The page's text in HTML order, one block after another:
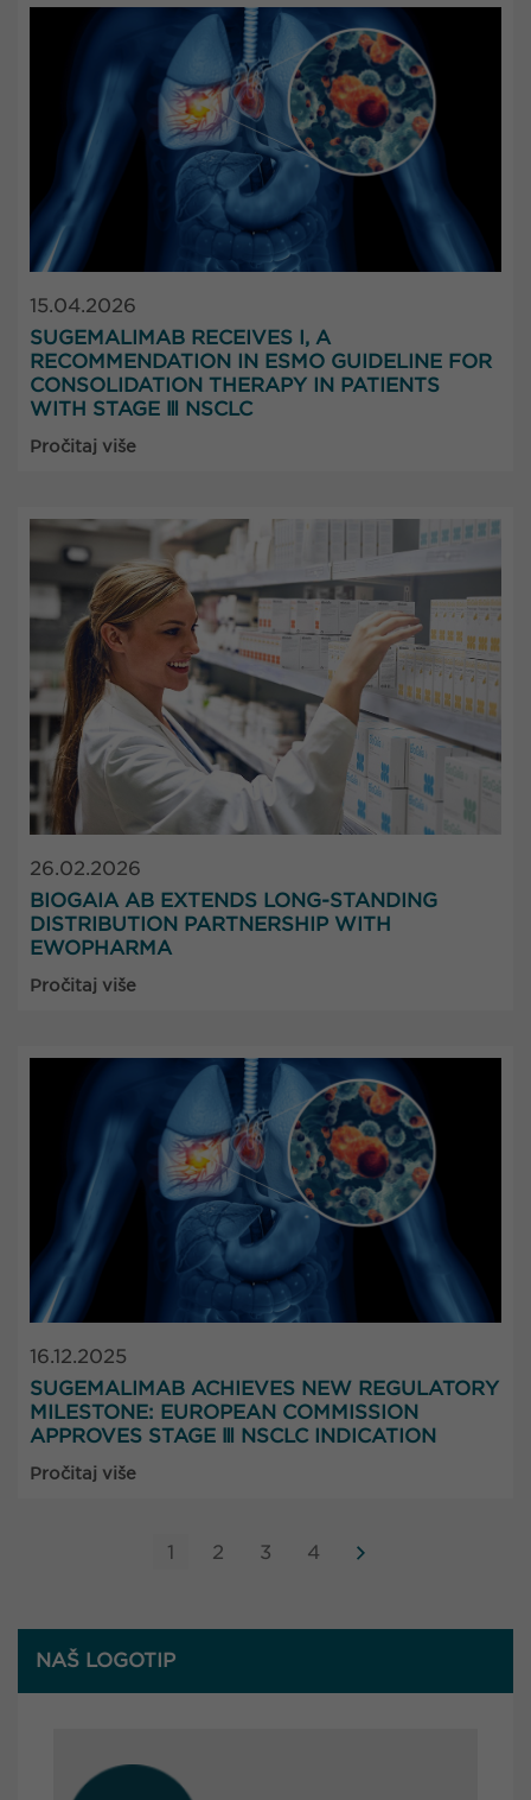
NAŠ LOGOTIP
15.04.2026
SUGEMALIMAB RECEIVES I, A
RECOMMENDATION IN ESMO GUIDELINE FOR
CONSOLIDATION THERAPY IN PATIENTS
WITH STAGE Ⅲ NSCLC
Pročitaj više
26.02.2026
BIOGAIA AB EXTENDS LONG-STANDING
DISTRIBUTION PARTNERSHIP WITH
EWOPHARMA
Pročitaj više
16.12.2025
SUGEMALIMAB ACHIEVES NEW REGULATORY
MILESTONE: EUROPEAN COMMISSION
APPROVES STAGE Ⅲ NSCLC INDICATION
Pročitaj više
1 2 3 4